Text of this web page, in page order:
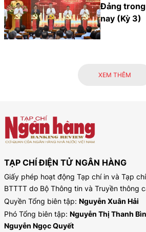
Đảng
nay (Kỳ 3)
XEM THÊM
TẠP CHÍ ĐIỆN TỬ NGÂN HÀNG
Giấy phép hoạt động Tạp chí in và Tạp
BTTTT do Bộ Thông tin và Truyền thông
Quyền Tổng biên tập: Nguyễn Xuân Hải
Phó Tổng biên tập: Nguyễn Thị Thanh
Nguyễn Ngọc Quyết